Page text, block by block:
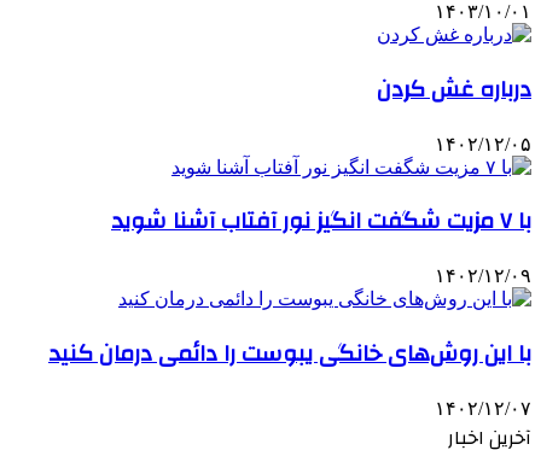
۱۴۰۳/۱۰/۰۱
درباره غش کردن
۱۴۰۲/۱۲/۰۵
با ۷ مزیت شگفت انگیز نور آفتاب آشنا شوید
۱۴۰۲/۱۲/۰۹
با این روش‌های خانگی یبوست را دائمی درمان کنید
۱۴۰۲/۱۲/۰۷
آخرین اخبار